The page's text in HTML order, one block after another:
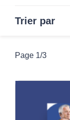
Trier par
Groupe
Enfants
Catégorie
Page 1/3